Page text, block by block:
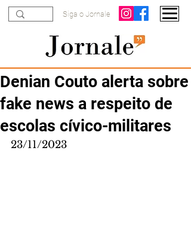
Siga o Jornale
Denian Couto alerta sobre
fake news a respeito de
escolas cívico-militares
23/11/2023